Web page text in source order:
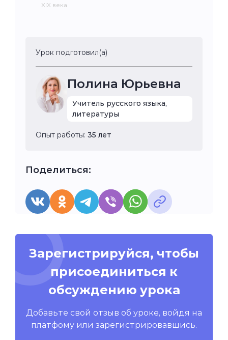
XIX века
Урок подготовил(а)
Полина Юрьевна
Учитель русского языка,
литературы
Опыт работы: 35 лет
Поделиться:
Зарегистрируйся, чтобы
присоединиться к
обсуждению урока
Добавьте свой отзыв об уроке, войдя на
платфому или зарегистрировавшись.